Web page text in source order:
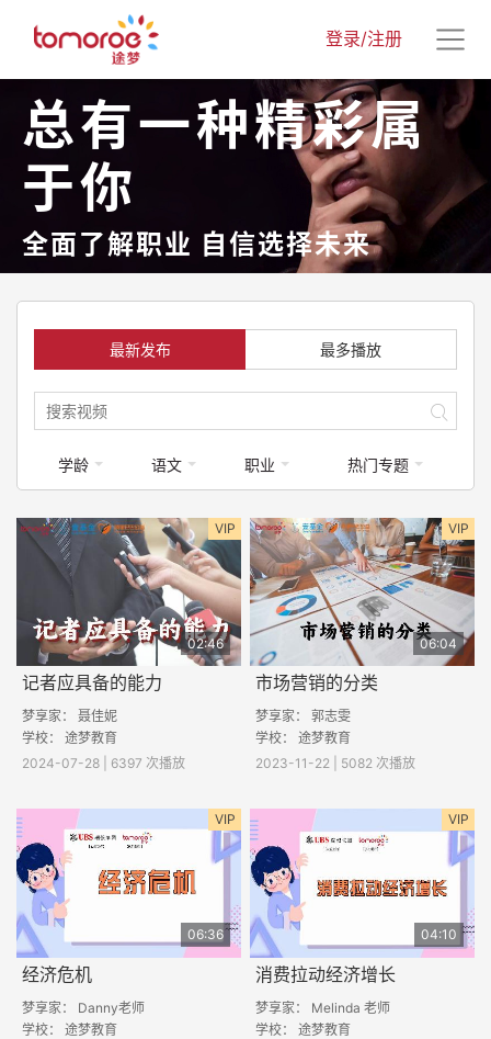
登录/注册
总有一种精彩属
于你
全面了解职业 自信选择未来
最新发布 最多播放
学龄 语文 职业 热门专题
VIP
02:46
记者应具备的能力
梦享家： 聂佳妮
学校： 途梦教育
2024-07-28 | 6397 次播放
VIP
06:04
市场营销的分类
梦享家： 郭志雯
学校： 途梦教育
2023-11-22 | 5082 次播放
VIP
06:36
经济危机
梦享家： Danny老师
学校： 途梦教育
VIP
04:10
消费拉动经济增长
梦享家： Melinda 老师
学校： 途梦教育